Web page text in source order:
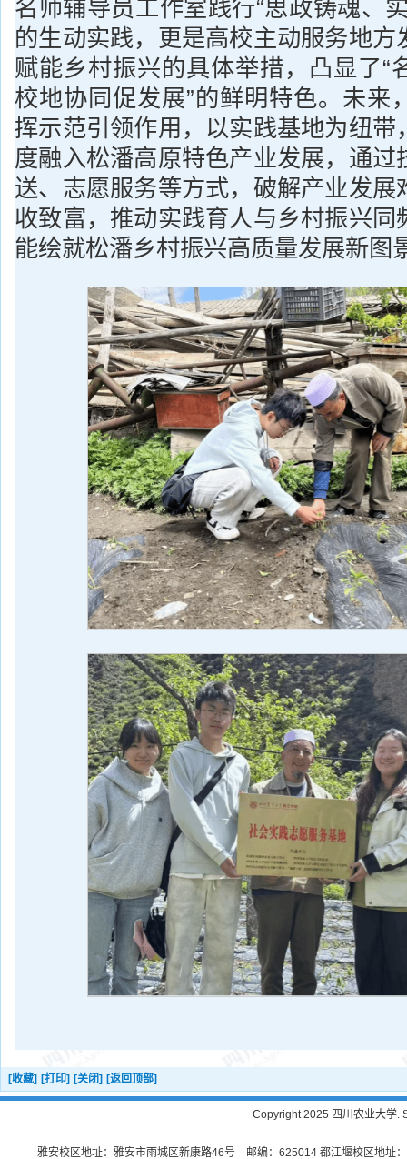
名师辅导员工作室践行“思政铸魂、
的生动实践，更是高校主动服务地方
赋能乡村振兴的具体举措，凸显了“
校地协同促发展”的鲜明特色。未来
挥示范引领作用，以实践基地为纽带
度融入松潘高原特色产业发展，通过
送、志愿服务等方式，破解产业发展
收致富，推动实践育人与乡村振兴同
能绘就松潘乡村振兴高质量发展新图
[收藏] [打印] [关闭] [返回顶部]
Copyright 2025 四川农业大学.
雅安校区地址：雅安市雨城区新康路46号 邮编：625014 都江堰校区地址